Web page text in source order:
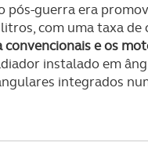
pós-guerra era
com uma taxa de
e os
instalado em
integrados